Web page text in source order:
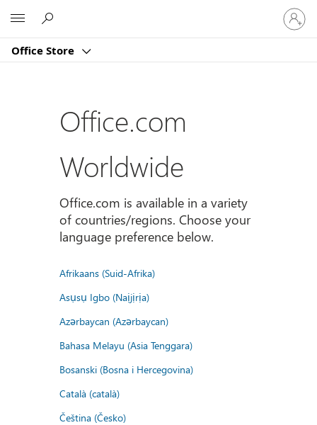
Office Store
Sign
in
to
account
Office.com
Worldwide
Office.com is available in a variety
of countries/regions. Choose your
language preference below.
Afrikaans (Suid-Afrika)
Asụsụ Igbo (Naịjịrịa)
Azərbaycan (Azərbaycan)
Bahasa Melayu (Asia Tenggara)
Bosanski (Bosna i Hercegovina)
Català (català)
Čeština (Česko)